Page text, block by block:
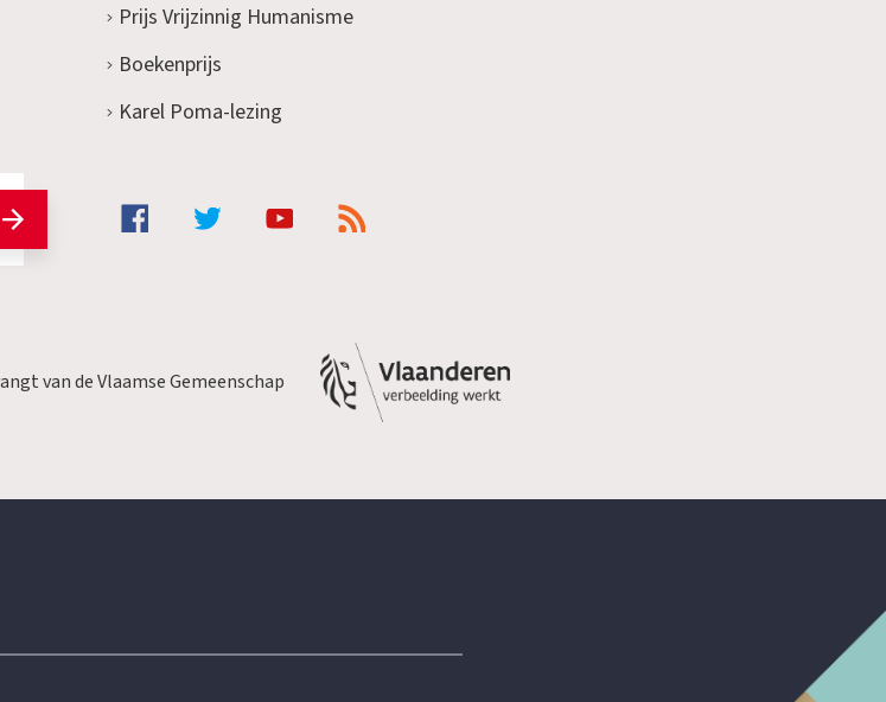
Prijs Vrijzinnig Humanisme
Boekenprijs
Karel Poma-lezing
van de Vlaamse Gemeenschap